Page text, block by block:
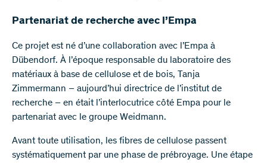
Partenariat de recherche avec l’Empa
Ce projet est né d’une collaboration avec l’Empa à
Dübendorf. À l’époque responsable du laboratoire des
matériaux à base de cellulose et de bois, Tanja
Zimmermann – aujourd’hui directrice de l’institut de
recherche – en était l’interlocutrice côté Empa pour le
partenariat avec le groupe Weidmann.
Avant toute utilisation, les fibres de cellulose passent
systématiquement par une phase de prébroyage. Une étape